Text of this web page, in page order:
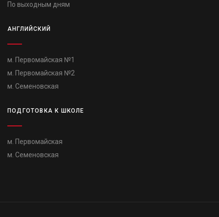
По выходным дням
АНГЛИЙСКИЙ
м. Первомайская №1
м. Первомайская №2
м. Семеновская
ПОДГОТОВКА К ШКОЛЕ
м. Первомайская
м. Семеновская